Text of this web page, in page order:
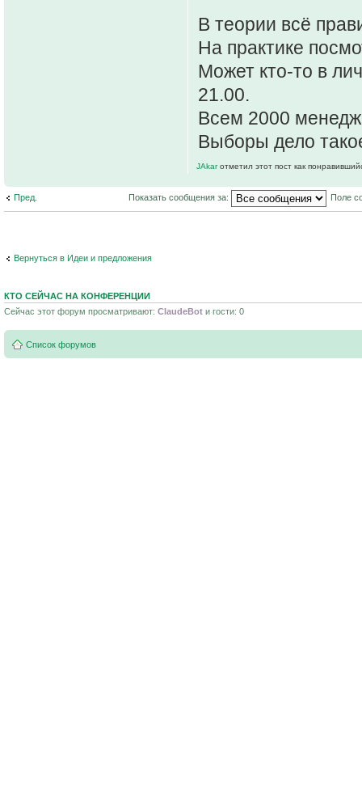
В теории всё
На практике
Может кто-то в
21.00.
Всем 2000
Выборы дело
JAkarотметил этот пост как
Пред. Показать сообщения за: Поле
Вернуться в Идеи и предложения
КТО СЕЙЧАС НА КОНФЕРЕНЦИИ
Сейчас этот форум просматривают: ClaudeBot и гости: 0
Список форумов